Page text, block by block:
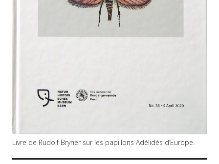
Livre de Rudolf Bryner sur les papillons Adélidés d’Europe.